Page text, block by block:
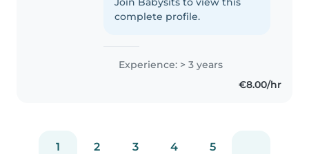
Geschwister habe, konnte ich
complete profile.
Experience: > 3 years
€8.00/hr
1 2 3 4 5